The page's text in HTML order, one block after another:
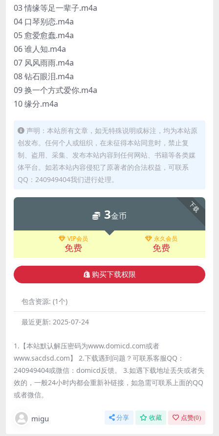
03 情缘等足一辈子.m4a
04 口琴别恋.m4a
05 愈爱愈蠢.m4a
06 谁人知.m4a
07 风风雨雨.m4a
08 钻石眼泪.m4a
09 换一个方式爱你.m4a
10 缘分.m4a
声明：本站所有文章，如无特殊说明或标注，均为本站原
创发布。任何个人或组织，在未征得本站同意时，禁止复
制、盗用、采集、发布本站内容到任何网站、书籍等各类媒
体平台。如若本站内容侵犯了原著者的合法权益，可联系
QQ：240949404我们进行处理。
下载
3金币
VIP会员
免费
永久会员
免费
购买下载权限
包含资源: (1个)
最近更新: 2025-07-24
1.【本站默认解压密码为www.domicd.com或者
www.sacdsd.com】 2.下载遇到问题？可联系客服QQ：
240949404或微信：domicd反馈。 3.如遇下载地址丢失或者失
效的，一般24小时内都会重新补链接，如急需可联系上面的QQ
或者微信。
migu 分享 收藏 点赞(0)